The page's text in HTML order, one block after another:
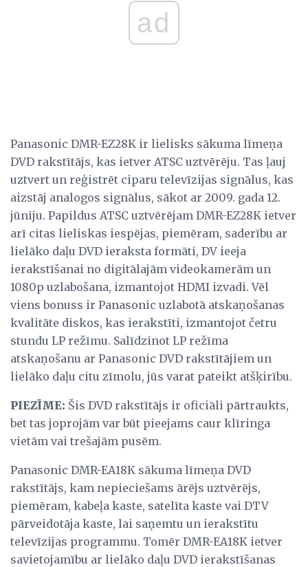
ad
Panasonic DMR-EZ28K ir lielisks sākuma līmeņa
DVD rakstītājs, kas ietver ATSC uztvērēju. Tas ļauj
uztvert un reģistrēt ciparu televīzijas signālus, kas
aizstāj analogos signālus, sākot ar 2009. gada 12.
jūniju. Papildus ATSC uztvērējam DMR-EZ28K ietver
arī citas lieliskas iespējas, piemēram, saderību ar
lielāko daļu DVD ieraksta formāti, DV ieeja
ierakstīšanai no digitālajām videokamerām un
1080p uzlabošana, izmantojot HDMI izvadi. Vēl
viens bonuss ir Panasonic uzlabotā atskaņošanas
kvalitāte diskos, kas ierakstīti, izmantojot četru
stundu LP režīmu. Salīdzinot LP režīma
atskaņošanu ar Panasonic DVD rakstītājiem un
lielāko daļu citu zīmolu, jūs varat pateikt atšķirību.
PIEZĪME: Šis DVD rakstītājs ir oficiāli pārtraukts,
bet tas joprojām var būt pieejams caur klīringa
vietām vai trešajām pusēm.
Panasonic DMR-EA18K sākuma līmeņa DVD
rakstītājs, kam nepieciešams ārējs uztvērējs,
piemēram, kabeļa kaste, satelīta kaste vai DTV
pārveidotāja kaste, lai saņemtu un ierakstītu
televīzijas programmu. Tomēr DMR-EA18K ietver
savietojamību ar lielāko daļu DVD ierakstīšanas